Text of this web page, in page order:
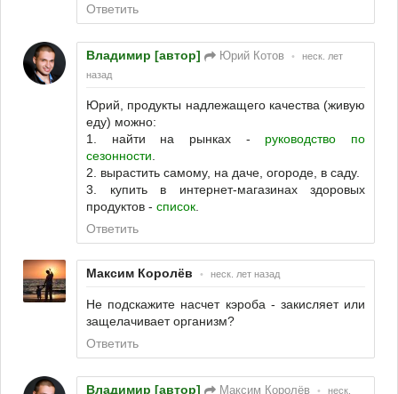
Ответить
Владимир [автор] Юрий Котов •
неск. лет
назад
Юрий, продукты надлежащего качества (живую
еду) можно:
1. найти на рынках - руководство по
сезонности
2. вырастить самому, на даче, огороде, в саду.
3. купить в интернет-магазинах здоровых
продуктов - список
Ответить
Максим Королёв • неск. лет назад
Не подскажите насчет кэроба - закисляет или
защелачивает организм?
Ответить
Владимир [автор] Максим Королёв • неск.